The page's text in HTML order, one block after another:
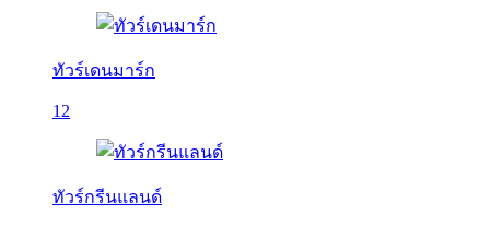
ทัวร์เดนมาร์ก
12
ทัวร์กรีนแลนด์